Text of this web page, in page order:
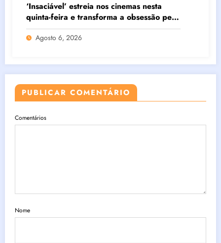
‘Insaciável’ estreia nos cinemas nesta
quinta-feira e transforma a obsessão pela
magreza em um perturbador pesadelo de
body horror
Agosto 6, 2026
PUBLICAR COMENTÁRIO
Comentários
Nome